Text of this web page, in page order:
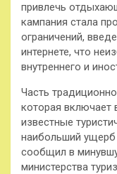
привлечь
кампания стала
ограничений,
интернете, что
внутреннего и
Часть
которая включает
известные
наибольший ущерб
сообщил в
министерства